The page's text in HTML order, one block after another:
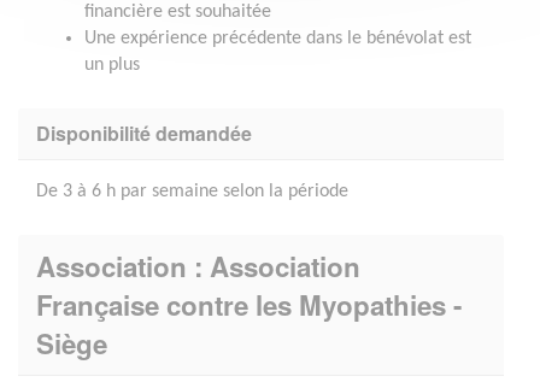
financière est souhaitée
Une expérience précédente dans le bénévolat est
un plus
Disponibilité demandée
De 3 à 6 h par semaine selon la période
Association : Association
Française contre les Myopathies -
Siège